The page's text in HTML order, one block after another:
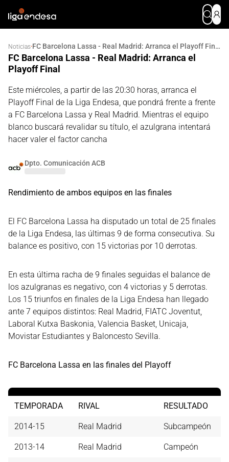
Noticias· FC Barcelona Lassa - Real Madrid: Arranca el Playoff Final
FC Barcelona Lassa - Real Madrid: Arranca el
Playoff Final
Este miércoles, a partir de las 20:30 horas, arranca el
Playoff Final de la Liga Endesa, que pondrá frente a frente
a FC Barcelona Lassa y Real Madrid. Mientras el equipo
blanco buscará revalidar su título, el azulgrana intentará
hacer valer el factor cancha
Dpto. Comunicación ACB
Rendimiento de ambos equipos en las finales
El FC Barcelona Lassa ha disputado un total de 25 finales
de la Liga Endesa, las últimas 9 de forma consecutiva. Su
balance es positivo, con 15 victorias por 10 derrotas.
En esta última racha de 9 finales seguidas el balance de
los azulgranas es negativo, con 4 victorias y 5 derrotas.
Los 15 triunfos en finales de la Liga Endesa han llegado
ante 7 equipos distintos: Real Madrid, FIATC Joventut,
Laboral Kutxa Baskonia, Valencia Basket, Unicaja,
Movistar Estudiantes y Baloncesto Sevilla.
FC Barcelona Lassa en las finales del Playoff
TEMPORADA RIVAL RESULTADO
2014-15 Real Madrid Subcampeón
2013-14 Real Madrid Campeón